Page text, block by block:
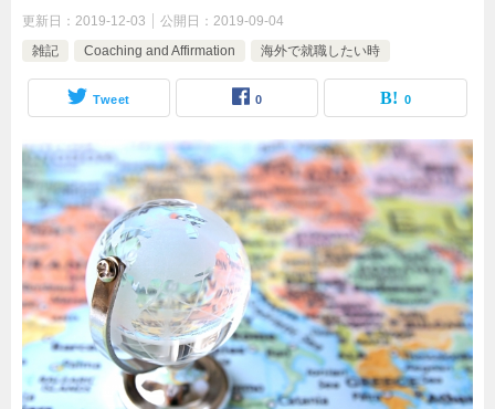
更新日： 2019-12-03 公開日： 2019-09-04
雑記
Coaching and Affirmation 海外で就職したい時
Tweet 0 0